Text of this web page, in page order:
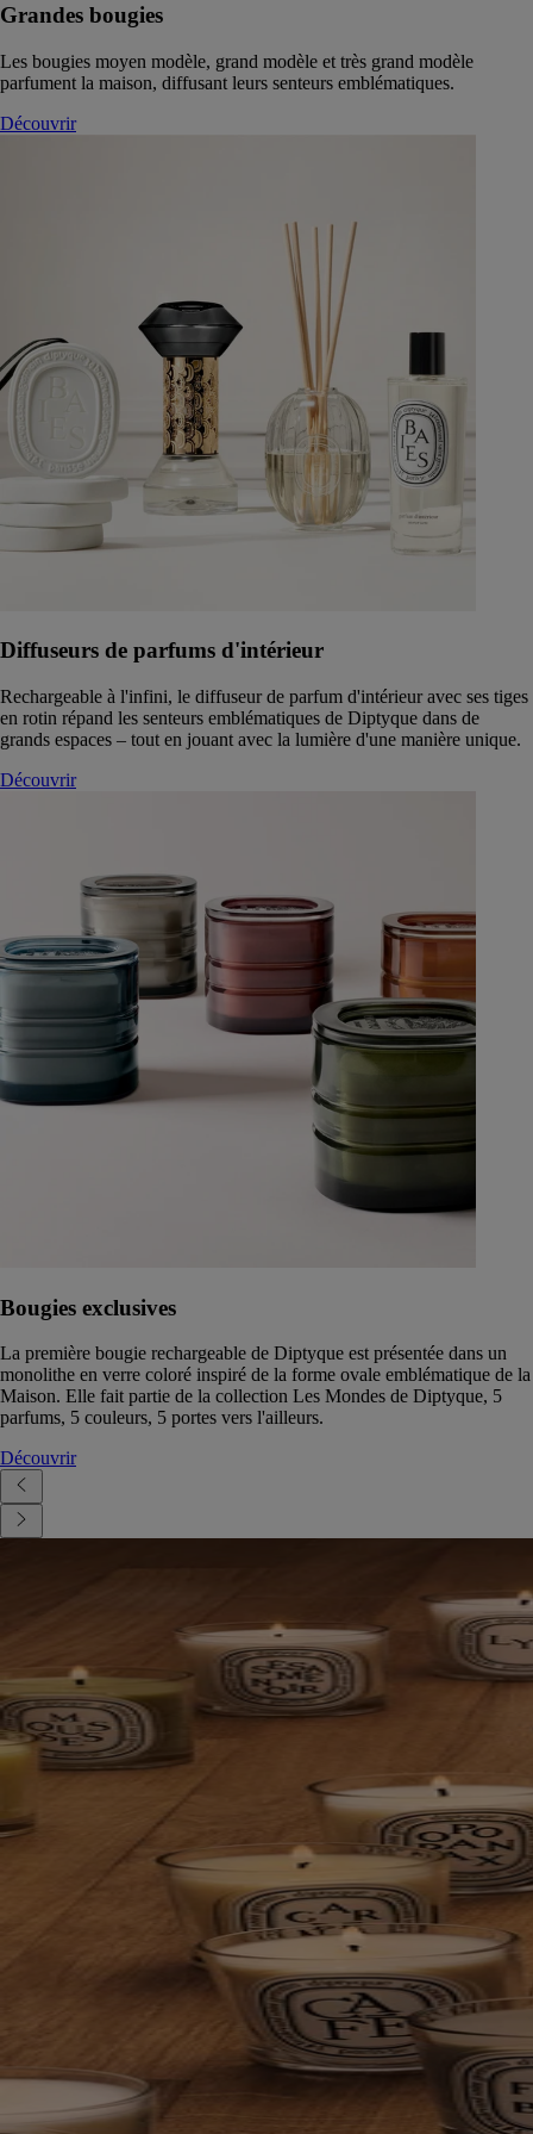
Grandes bougies
Les bougies moyen modèle, grand modèle et très grand modèle
parfument la maison, diffusant leurs senteurs emblématiques.
Découvrir
Diffuseurs de parfums d'intérieur
Rechargeable à l'infini, le diffuseur de parfum d'intérieur avec ses tiges
en rotin répand les senteurs emblématiques de Diptyque dans de
grands espaces – tout en jouant avec la lumière d'une manière unique.
Découvrir
Bougies exclusives
La première bougie rechargeable de Diptyque est présentée dans un
monolithe en verre coloré inspiré de la forme ovale emblématique de la
Maison. Elle fait partie de la collection Les Mondes de Diptyque, 5
parfums, 5 couleurs, 5 portes vers l'ailleurs.
Découvrir